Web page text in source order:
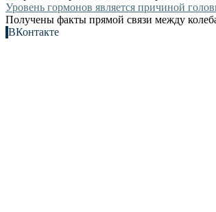
Уровень гормонов является причиной
Получены факты прямой связи между
ВКонтакте